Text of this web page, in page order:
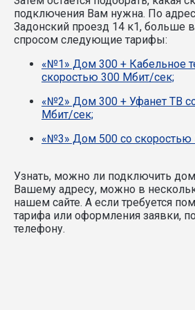
подключения Вам нужна. По
Задонский проезд 14 к1, больше
спросом следующие тарифы:
«№1» Дом 300 + Кабельное
скоростью 300 Мбит/сек;
«№2» Дом 300 + Уфанет ТВ
Мбит/сек;
«№3» Дом 500 со скоростью
Узнать, можно ли подключить
Вашему адресу, можно в
нашем сайте. А если требуется
тарифа или оформления заявки,
телефону.